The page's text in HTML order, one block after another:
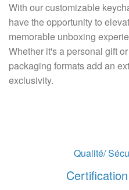
With our customizable
have the opportunity to
memorable unboxing
Whether it's a personal gift
packaging formats add an
exclusivity.
Qualité/